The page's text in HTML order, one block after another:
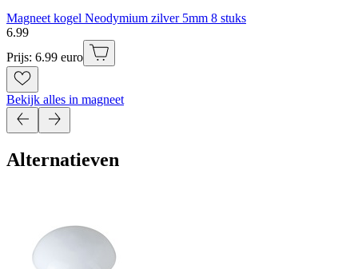
Magneet kogel Neodymium zilver 5mm 8 stuks
6.99
Prijs: 6.99 euro
Bekijk alles in magneet
Alternatieven